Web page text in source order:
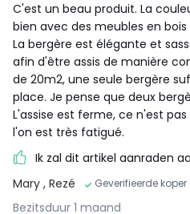
C'est un beau produit. La
bien avec des meubles en
La bergère est élégante et
afin d'être assis de manière
de 20m2, une seule bergère
place. Je pense que deux
L'assise est ferme, ce n'est
l'on est très fatigué.
Ik zal dit artikel aanraden
Mary , Rezé Geverifieerde koper
Bezitsduur 1 maand